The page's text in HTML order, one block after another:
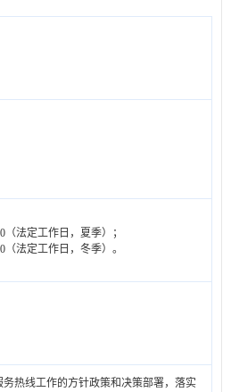
（法定工作日，夏季）；
（法定工作日，冬季）。
热线工作的方针政策和决策部署，落实